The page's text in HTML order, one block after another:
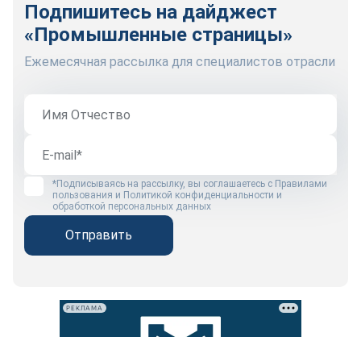
Подпишитесь на дайджест
«Промышленные страницы»
Ежемесячная рассылка для специалистов отрасли
*Подписываясь на рассылку, вы соглашаетесь с Правилами
пользования и Политикой конфиденциальности и
обработкой персональных данных
Отправить
РЕКЛАМА